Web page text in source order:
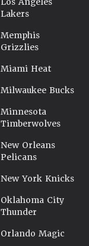
Lakers
Memphis
Grizzlies
Miami Heat
Milwaukee Bucks
Minnesota
Timberwolves
New Orleans
Pelicans
New York Knicks
Oklahoma City
Thunder
Orlando Magic